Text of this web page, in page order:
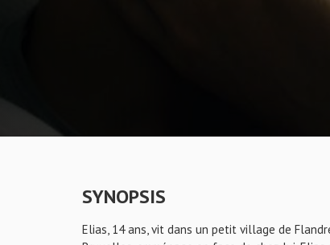
SYNOPSIS
Elias, 14 ans, vit dans un petit village de